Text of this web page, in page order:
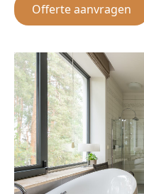
Offerte aanvragen